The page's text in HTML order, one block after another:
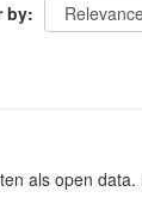
by
als open data.